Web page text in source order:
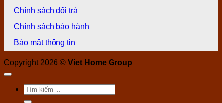
Chính sách đổi trả
Chính sách bảo hành
Bảo mật thông tin
Copyright 2026 © Viet Home Group
Tìm
kiếm: